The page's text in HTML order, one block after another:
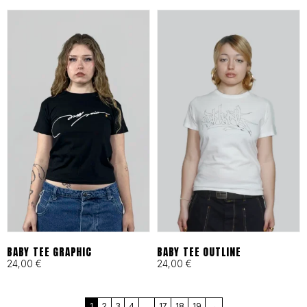
de moda ética y
responsable desde 1993.
Cortes Funcionales:
Ergonomía pensada para
skaters, artistas y mentes
activas que exigen libertad
total.
MÁS QUE UNA MARCA, UN
BABY TEE GRAPHIC
24,00 €
BABY TEE OUTLINE
24,00 €